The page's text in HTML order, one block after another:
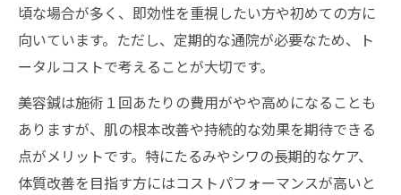
頃な場合が多く、即効性を重視したい方や初めての方に
向いています。ただし、定期的な通院が必要なため、ト
ータルコストで考えることが大切です。
美容鍼は施術１回あたりの費用がやや高めになることも
ありますが、肌の根本改善や持続的な効果を期待できる
点がメリットです。特にたるみやシワの長期的なケア、
体質改善を目指す方にはコストパフォーマンスが高いと